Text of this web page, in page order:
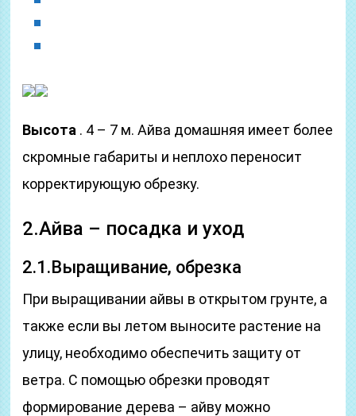
Высота . 4 – 7 м. Айва домашняя имеет более
скромные габариты и неплохо переносит
корректирующую обрезку.
2.Айва – посадка и уход
2.1.Выращивание, обрезка
При выращивании айвы в открытом грунте, а
также если вы летом выносите растение на
улицу, необходимо обеспечить защиту от
ветра. С помощью обрезки проводят
формирование дерева – айву можно